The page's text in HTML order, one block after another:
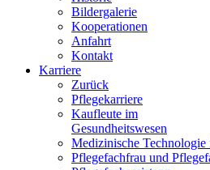
Bildergalerie
Kooperationen
Anfahrt
Kontakt
Karriere
Zurück
Pflegekarriere
Kaufleute im
Gesundheitswesen
Medizinische
Pflegefachfrau und